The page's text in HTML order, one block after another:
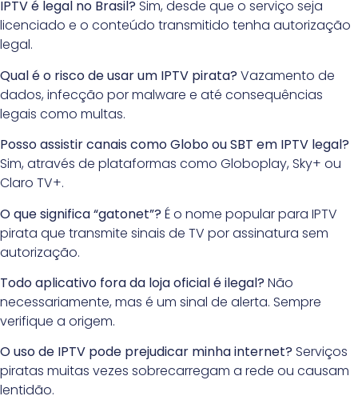
IPTV é legal no Brasil? Sim, desde que o serviço seja
licenciado e o conteúdo transmitido tenha autorização
legal.
Qual é o risco de usar um IPTV pirata? Vazamento de
dados, infecção por malware e até consequências
legais como multas.
Posso assistir canais como Globo ou SBT em IPTV legal?
Sim, através de plataformas como Globoplay, Sky+ ou
Claro TV+.
O que significa “gatonet”? É o nome popular para IPTV
pirata que transmite sinais de TV por assinatura sem
autorização.
Todo aplicativo fora da loja oficial é ilegal? Não
necessariamente, mas é um sinal de alerta. Sempre
verifique a origem.
O uso de IPTV pode prejudicar minha internet? Serviços
piratas muitas vezes sobrecarregam a rede ou causam
lentidão.